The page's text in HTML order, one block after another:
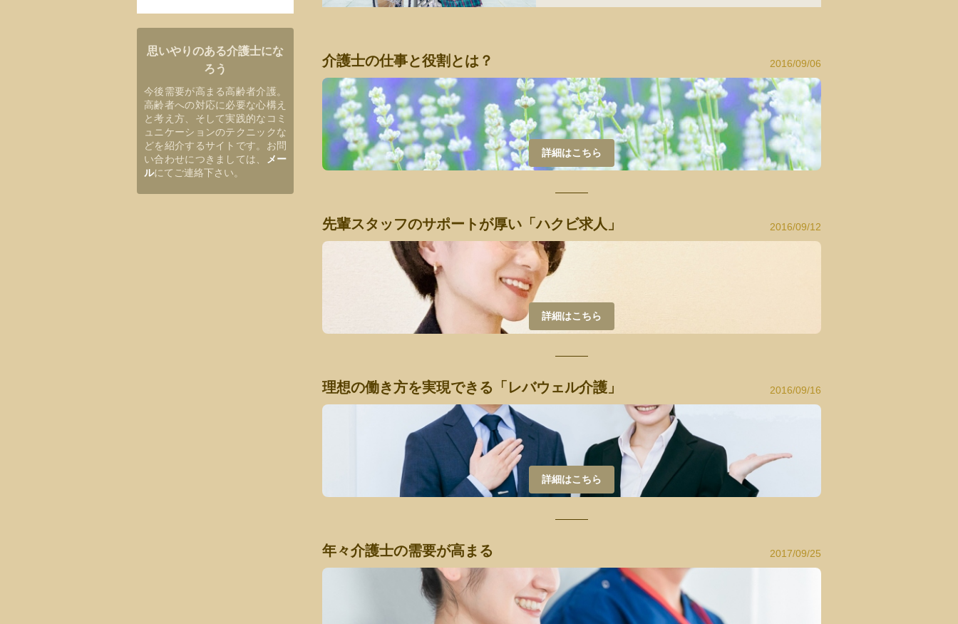
介護士の仕事と役割とは？ 2016/09/06
詳細はこちら
先輩スタッフのサポートが厚い「ハクビ求人」 2016/09/12
詳細はこちら
理想の働き方を実現できる「レバウェル介護」 2016/09/16
詳細はこちら
年々介護士の需要が高まる 2017/09/25
思いやりのある介護士にな
ろう
今後需要が高まる高齢者介護。
高齢者への対応に必要な心構え
と考え方、そして実践的なコミ
ュニケーションのテクニックな
どを紹介するサイトです。お問
い合わせにつきましては、
メー
ルにてご連絡下さい。